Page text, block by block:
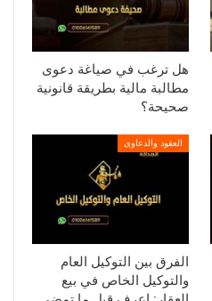
هل ترغب في صياغة دعوى
مطالبة مالية بطريقة قانونية
صحيحة؟
العقود والدعاوى
الفرق بين التوكيل العام
والتوكيل الخاص في بيع